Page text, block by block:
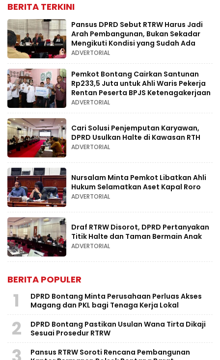
BERITA TERKINI
Pansus DPRD Sebut RTRW Harus Jadi
Arah Pembangunan, Bukan Sekadar
Mengikuti Kondisi yang Sudah Ada
ADVERTORIAL
Pemkot Bontang Cairkan Santunan
Rp233,5 Juta untuk Ahli Waris Pekerja
Rentan Peserta BPJS Ketenagakerjaan
ADVERTORIAL
Cari Solusi Penjemputan Karyawan,
DPRD Usulkan Halte di Kawasan RTH
ADVERTORIAL
Nursalam Minta Pemkot Libatkan Ahli
Hukum Selamatkan Aset Kapal Roro
ADVERTORIAL
Draf RTRW Disorot, DPRD Pertanyakan
Titik Halte dan Taman Bermain Anak
ADVERTORIAL
BERITA POPULER
1
DPRD Bontang Minta Perusahaan Perluas Akses
Magang dan PKL bagi Tenaga Kerja Lokal
2
DPRD Bontang Pastikan Usulan Wana Tirta Dikaji
Sesuai Prosedur RTRW
Pansus RTRW Soroti Rencana Pembangunan